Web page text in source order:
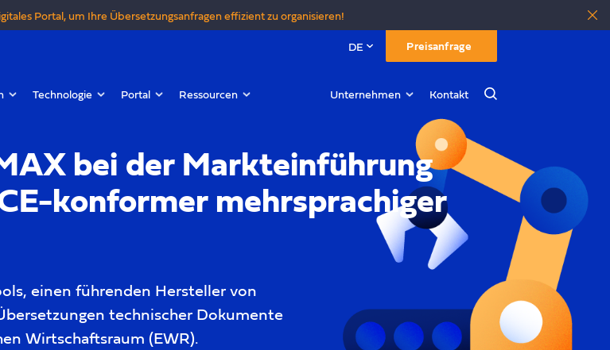
Portal, um Ihre Übersetzungsanfragen effizient zu organisieren!
Technologie Portal Ressourcen Unternehmen Kontakt Suche
DE Preisanfrage
bei der Markteinführung
konformer mehrsprachiger
einen führenden Hersteller von
technischer Dokumente
Wirtschaftsraum (EWR).